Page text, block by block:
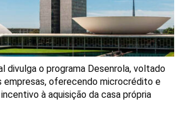
divulga o programa Desenrola, voltado
empresas, oferecendo microcrédito e
à aquisição da casa própria